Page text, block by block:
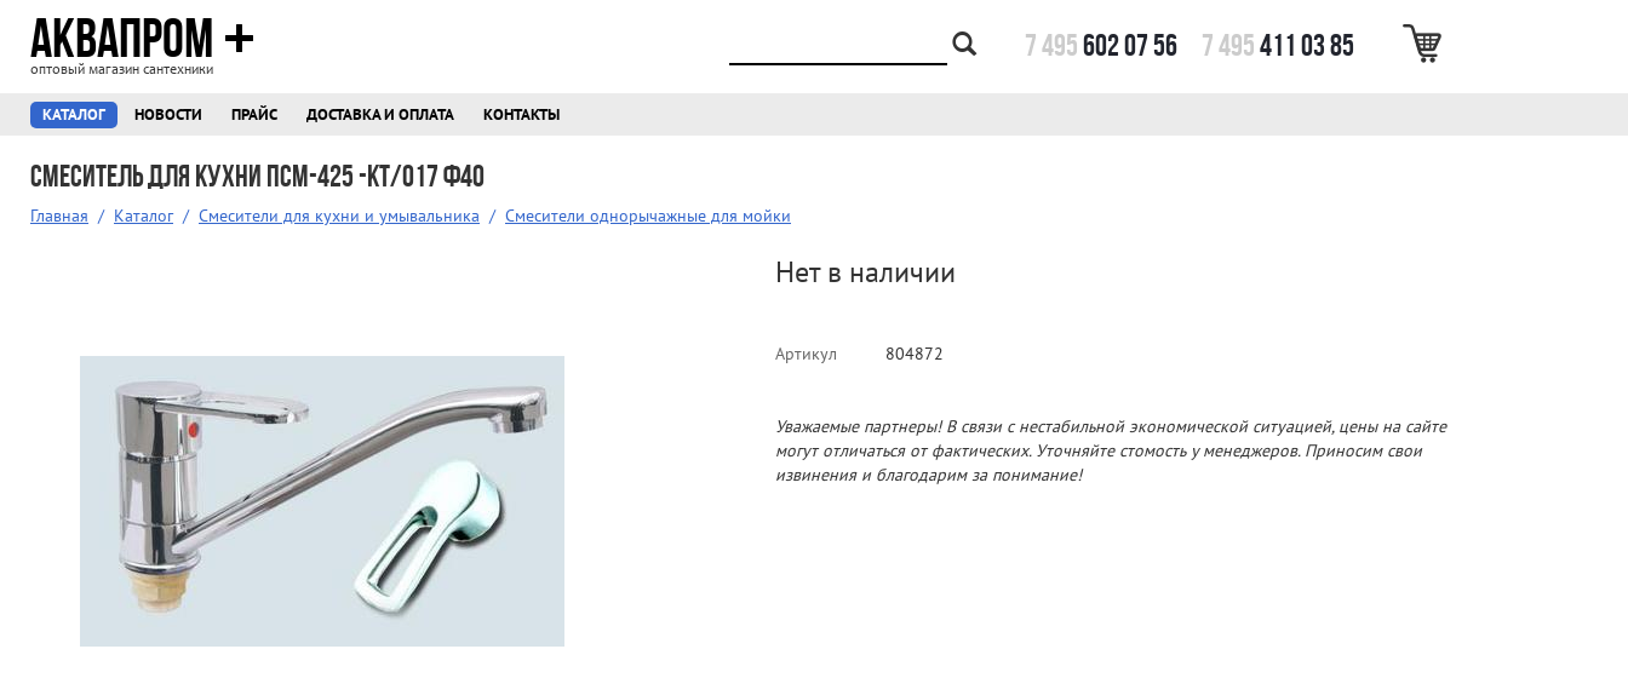
7 495602 07 56 7 495411 03 85
АКВАПРОМ
оптовый магазин сантехники
КАТАЛОГ НОВОСТИ ПРАЙС ДОСТАВКА И ОПЛАТА КОНТАКТЫ
Смеситель для кухни ПСМ-425 -КТ/017 ф40
Главная / Каталог / Смесители для кухни и умывальника / Смесители однорычажные для мойки
Нет в наличии
Артикул 804872
Уважаемые партнеры! В связи с нестабильной экономической ситуацией, цены на сайте
могут отличаться от фактических. Уточняйте стомость у менеджеров. Приносим свои
извинения и благодарим за понимание!